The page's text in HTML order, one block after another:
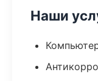
Наши